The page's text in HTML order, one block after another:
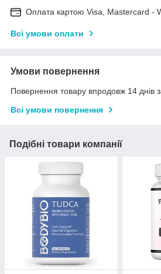
Оплата картою Visa, Mastercard -
Всі умови оплати
Умови повернення
Повернення товару впродовж 14 днів
Всі умови повернення
Подібні товари компанії